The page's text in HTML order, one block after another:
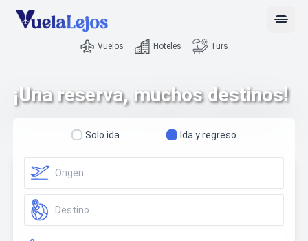
Open
Vuelos Hoteles Turs
¡Una reserva, muchos destinos!
Solo ida Ida y regreso